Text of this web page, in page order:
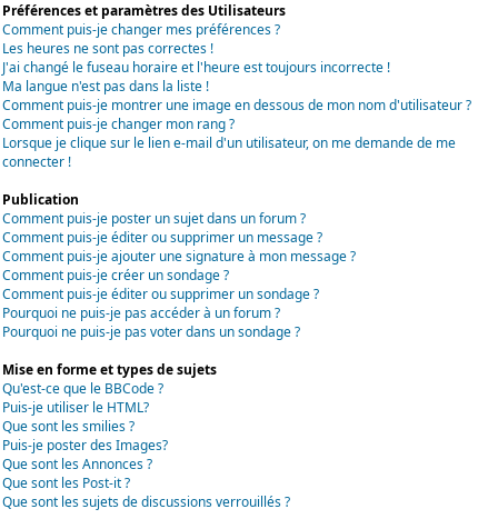
Préférences et paramètres des Utilisateurs
Comment puis-je changer mes préférences ?
Les heures ne sont pas correctes !
J'ai changé le fuseau horaire et l'heure est toujours incorrecte !
Ma langue n'est pas dans la liste !
Comment puis-je montrer une image en dessous de mon nom d'utilisateur ?
Comment puis-je changer mon rang ?
Lorsque je clique sur le lien e-mail d'un utilisateur, on me demande de me
connecter !
Publication
Comment puis-je poster un sujet dans un forum ?
Comment puis-je éditer ou supprimer un message ?
Comment puis-je ajouter une signature à mon message ?
Comment puis-je créer un sondage ?
Comment puis-je éditer ou supprimer un sondage ?
Pourquoi ne puis-je pas accéder à un forum ?
Pourquoi ne puis-je pas voter dans un sondage ?
Mise en forme et types de sujets
Qu'est-ce que le BBCode ?
Puis-je utiliser le HTML?
Que sont les smilies ?
Puis-je poster des Images?
Que sont les Annonces ?
Que sont les Post-it ?
Que sont les sujets de discussions verrouillés ?